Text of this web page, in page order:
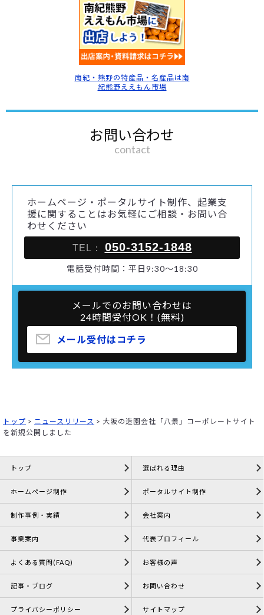
南紀・熊野の特産品・名産品は南
紀熊野ええもん市場
お問い合わせ
contact
ホームページ・ポータルサイト制作、起業支
援に関することはお気軽にご相談・お問い合
わせください
TEL： 050-3152-1848
電話受付時間：平日9:30～18:30
メールでのお問い合わせは
24時間受付OK！(無料)
メール受付はコチラ
トップ > ニュースリリース > 大阪の造園会社「八景」コーポレートサイト
を新規公開しました
トップ 選ばれる理由
ホームページ制作 ポータルサイト制作
制作事例・実績 会社案内
事業案内 代表プロフィール
よくある質問(FAQ) お客様の声
記事・ブログ お問い合わせ
プライバシーポリシー サイトマップ